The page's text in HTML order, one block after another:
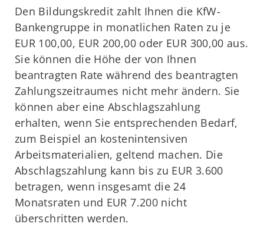
Den Bildungskredit zahlt Ihnen die KfW-
Bankengruppe in monatlichen Raten zu je
EUR 100,00, EUR 200,00 oder EUR 300,00 aus.
Sie können die Höhe der von Ihnen
beantragten Rate während des beantragten
Zahlungszeitraumes nicht mehr ändern. Sie
können aber eine Abschlagszahlung
erhalten, wenn Sie entsprechenden Bedarf,
zum Beispiel an kostenintensiven
Arbeitsmaterialien, geltend machen. Die
Abschlagszahlung kann bis zu EUR 3.600
betragen, wenn insgesamt die 24
Monatsraten und EUR 7.200 nicht
überschritten werden.